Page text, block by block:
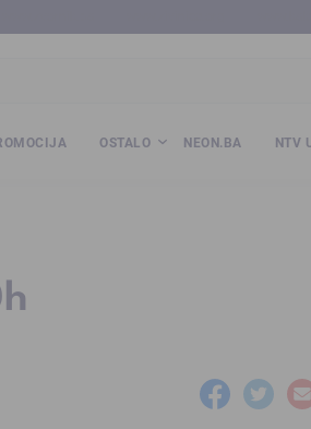
OSTALO NEON.BA NTV